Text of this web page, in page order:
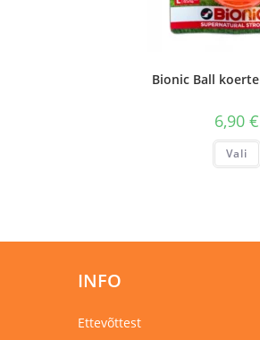
Bionic Ball
6,90€
Vali
INFO
Ettevõttest